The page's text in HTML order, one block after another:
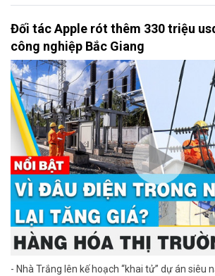
Đối tác Apple rót thêm 330 triệu
công nghiệp Bắc Giang
- Nhà Trắng lên kế hoạch “khai tử” dự án siêu